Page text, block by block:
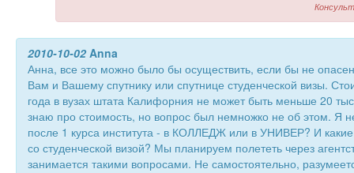
2010-10-02Anna
Анна, все это можно было бы осуществить, если бы не
Вам и Вашему спутнику или спутнице студенческой визы.
года в вузах штата Калифорния не может быть меньше 20
знаю про стоимость, но вопрос был немножко не об этом. Я
после 1 курса института - в КОЛЛЕДЖ или в УНИВЕР? И
со студенческой визой? Мы планируем полететь через
занимается такими вопросами. Не самостоятельно,